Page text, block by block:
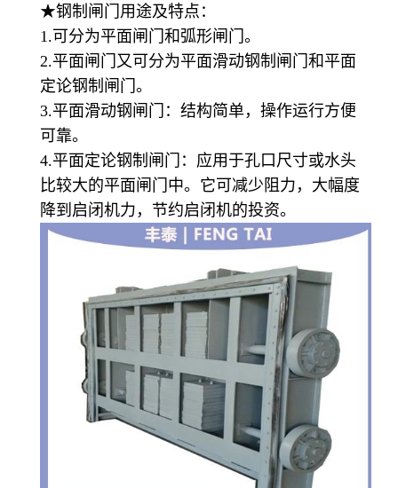
★钢制闸门用途及特点：
1.可分为平面闸门和弧形闸门。
2.平面闸门又可分为平面滑动钢制闸门和平面
定论钢制闸门。
3.平面滑动钢闸门：结构简单，操作运行方便
可靠。
4.平面定论钢制闸门：应用于孔口尺寸或水头
比较大的平面闸门中。它可减少阻力，大幅度
降到启闭机力，节约启闭机的投资。